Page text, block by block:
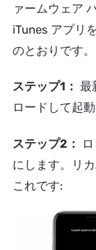
ァームウェア
iTunes アプリ
のとおりです。
ステップ1： 最
ロードして起動
ステップ2：
にします。リ
これです: